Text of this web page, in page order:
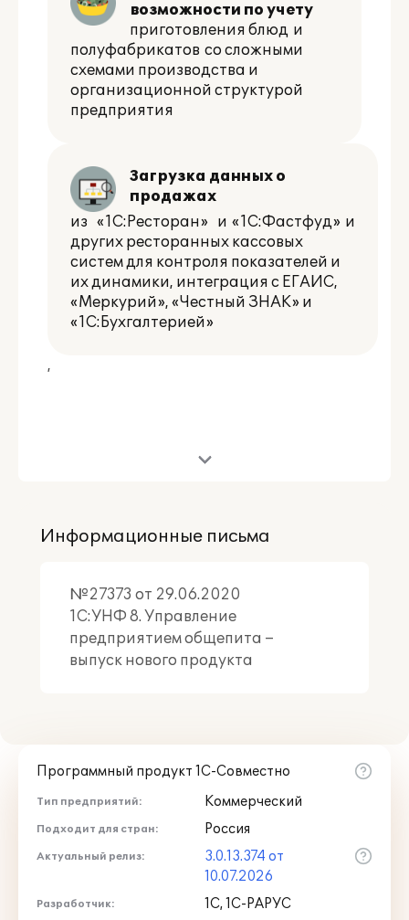
возможности по учету
приготовления блюд и
полуфабрикатов со сложными
схемами производства и
организационной структурой
предприятия
Загрузка данных о
продажах
из «1С:Ресторан» и «1С:Фастфуд» и
других ресторанных кассовых
систем для контроля показателей и
их динамики, интеграция с ЕГАИС,
«Меркурий», «Честный ЗНАК» и
«1С:Бухгалтерией»
,
Информационные письма
№27373 от 29.06.2020
1С:УНФ 8. Управление
предприятием общепита –
выпуск нового продукта
Программный продукт 1С-Совместно
Тип предприятий: Коммерческий
Подходит для стран: Россия
Актуальный релиз:
3.0.13.374 от
10.07.2026
Разработчик: 1С, 1С-РАРУС